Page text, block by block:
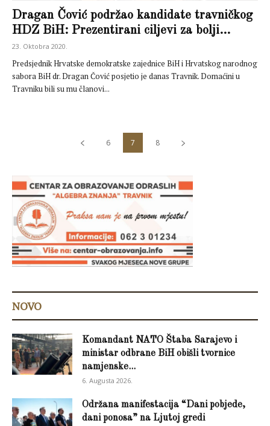
Dragan Čović podržao kandidate travničkog
HDZ BiH: Prezentirani ciljevi za bolji...
23. Oktobra 2020.
Predsjednik Hrvatske demokratske zajednice BiH i Hrvatskog narodnog
sabora BiH dr. Dragan Čović posjetio je danas Travnik. Domaćini u
Travniku bili su mu članovi...
6 7 8
NOVO
Komandant NATO Štaba Sarajevo i
ministar odbrane BiH obišli tvornice
namjenske...
6. Augusta 2026.
Održana manifestacija “Dani pobjede,
dani ponosa” na Ljutoj gredi